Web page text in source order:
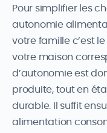
Pour simplifier les
autonomie
votre famille c’est
votre maison
d’autonomie est
produite, tout en
durable. Il suffit
alimentation